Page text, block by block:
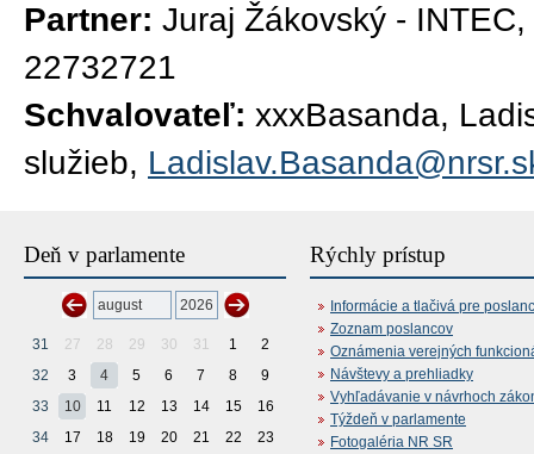
Partner: Juraj Žákovský -
22732721
Schvalovateľ: xxxBasanda,
služieb,
Deň v parlamente
31 27 28 29 30 31 1
2
32
3 4 5 6 7 8
9
33
10 11 12 13 14 15
16
34
17 18 19 20 21 22
23
Rýchly prístup
Informácie a tlačivá pre
Zoznam poslancov
Oznámenia verejných
Návštevy a prehliadky
Vyhľadávanie v návrhoch
Týždeň v parlamente
Fotogaléria NR SR